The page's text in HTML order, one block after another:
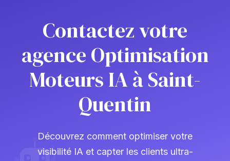
Contactez votre
agence Optimisation
Moteurs IA à Saint-
Quentin
Découvrez comment optimiser votre
visibilité IA et capter les clients ultra-